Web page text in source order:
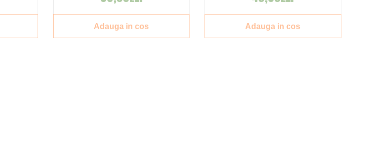
Adauga in cos Adauga in cos